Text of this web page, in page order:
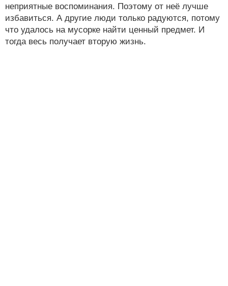
неприятные воспоминания. Поэтому от неё лучше
избавиться. А другие люди только радуются, потому
что удалось на мусорке найти ценный предмет. И
тогда весь получает вторую жизнь.